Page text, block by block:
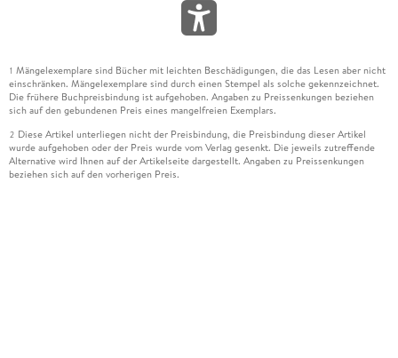
1 Mängelexemplare sind Bücher mit leichten Beschädigungen, die das Lesen aber nicht
einschränken. Mängelexemplare sind durch einen Stempel als solche gekennzeichnet.
Die frühere Buchpreisbindung ist aufgehoben. Angaben zu Preissenkungen beziehen
sich auf den gebundenen Preis eines mangelfreien Exemplars.
2 Diese Artikel unterliegen nicht der Preisbindung, die Preisbindung dieser Artikel
wurde aufgehoben oder der Preis wurde vom Verlag gesenkt. Die jeweils zutreffende
Alternative wird Ihnen auf der Artikelseite dargestellt. Angaben zu Preissenkungen
beziehen sich auf den vorherigen Preis.